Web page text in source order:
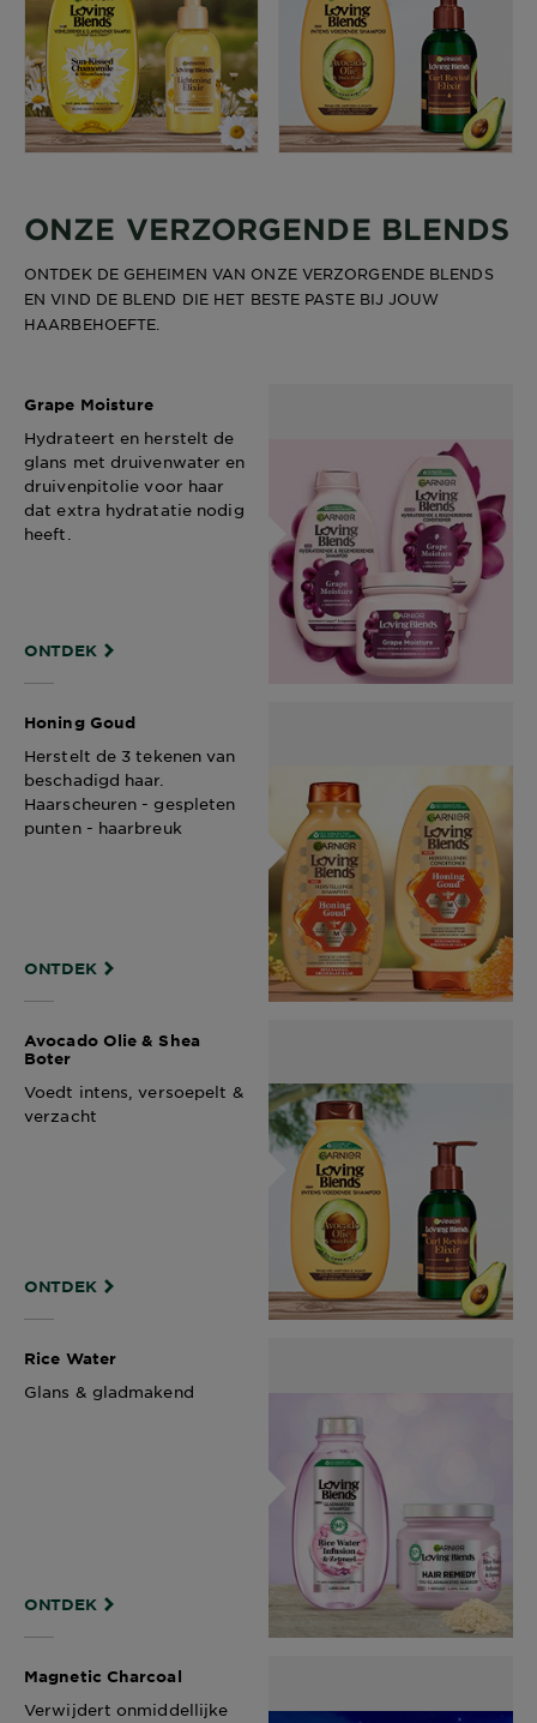
ONZE VERZORGENDE BLENDS
ONTDEK DE GEHEIMEN VAN ONZE VERZORGENDE BLENDS
EN VIND DE BLEND DIE HET BESTE PASTE BIJ JOUW
HAARBEHOEFTE.
Grape Moisture
Hydrateert en herstelt de
glans met druivenwater en
druivenpitolie voor haar
dat extra hydratatie nodig
heeft.​
ONTDEK
Honing Goud
Herstelt de 3 tekenen van
beschadigd haar.
Haarscheuren - gespleten
punten - haarbreuk
ONTDEK
Avocado Olie & Shea
Boter​
Voedt intens, versoepelt &
verzacht​
ONTDEK
Rice Water
Glans & gladmakend
ONTDEK
Magnetic Charcoal​ ​
Verwijdert onmiddellijke